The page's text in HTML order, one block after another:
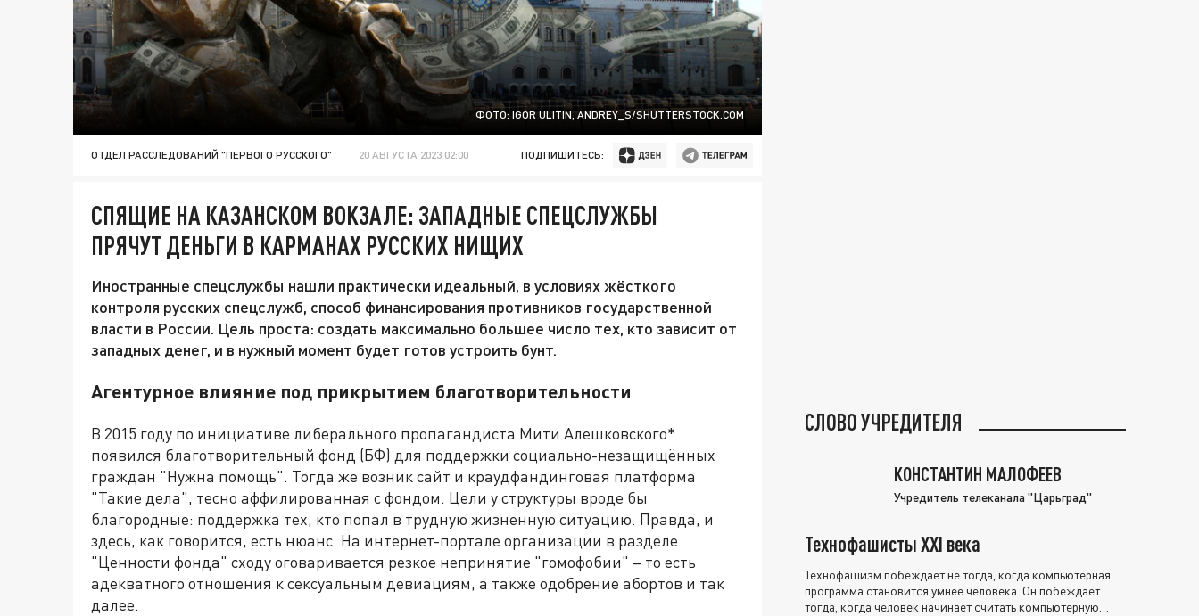
ФОТО: IGOR ULITIN, ANDREY_S/SHUTTERSTОСK.СОM
ОТДЕЛ РАССЛЕДОВАНИЙ "ПЕРВОГО РУССКОГО" 20 АВГУСТА 2023 02:00 ПОДПИШИТЕСЬ:
СПЯЩИЕ НА КАЗАНСКОМ ВОКЗАЛЕ: ЗАПАДНЫЕ СПЕЦСЛУЖБЫ
ПРЯЧУТ ДЕНЬГИ В КАРМАНАХ РУССКИХ НИЩИХ
Иностранные спецслужбы нашли практически идеальный, в условиях жёсткого
контроля русских спецслужб, способ финансирования противников государственной
власти в России. Цель проста: создать максимально большее число тех, кто зависит от
западных денег, и в нужный момент будет готов устроить бунт.
Агентурное влияние под прикрытием благотворительности
В 2015 году по инициативе либерального пропагандиста Мити Алешковского*
появился благотворительный фонд (БФ) для поддержки социально-незащищённых
граждан "Нужна помощь". Тогда же возник сайт и краудфандинговая платформа
"Такие дела", тесно аффилированная с фондом. Цели у структуры вроде бы
благородные: поддержка тех, кто попал в трудную жизненную ситуацию. Правда, и
здесь, как говорится, есть нюанс. На интернет-портале организации в разделе
"Ценности фонда" сходу оговаривается резкое непринятие "гомофобии" – то есть
адекватного отношения к сексуальным девиациям, а также одобрение абортов и так
далее.
СЛОВО УЧРЕДИТЕЛЯ
КОНСТАНТИН МАЛОФЕЕВ
Учредитель телеканала "Царьград"
Технофашисты XXI века
Технофашизм побеждает не тогда, когда компьютерная
программа становится умнее человека. Он побеждает
тогда, когда человек начинает считать компьютерную